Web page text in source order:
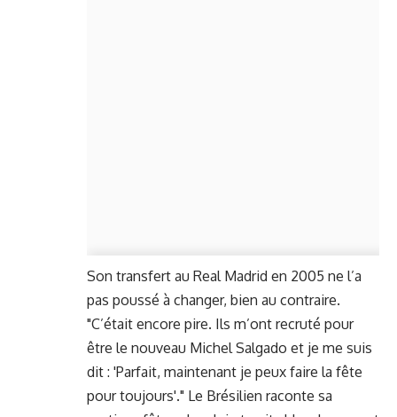
Son transfert au Real Madrid en 2005 ne l’a
pas poussé à changer, bien au contraire.
"C’était encore pire. Ils m’ont recruté pour
être le nouveau Michel Salgado et je me suis
dit : 'Parfait, maintenant je peux faire la fête
pour toujours'." Le Brésilien raconte sa